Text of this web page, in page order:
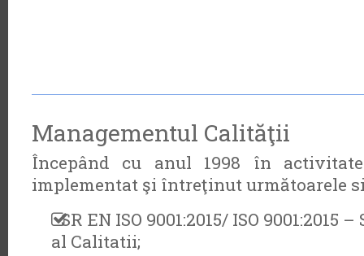
Managementul Calităţii
Începând cu anul 1998 în
implementat şi întreţinut următoarele
SR EN ISO 9001:2015/ ISO 9001:2015
al Calitatii;